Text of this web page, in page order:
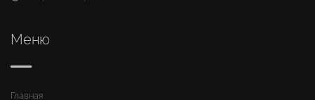
Меню
Главная